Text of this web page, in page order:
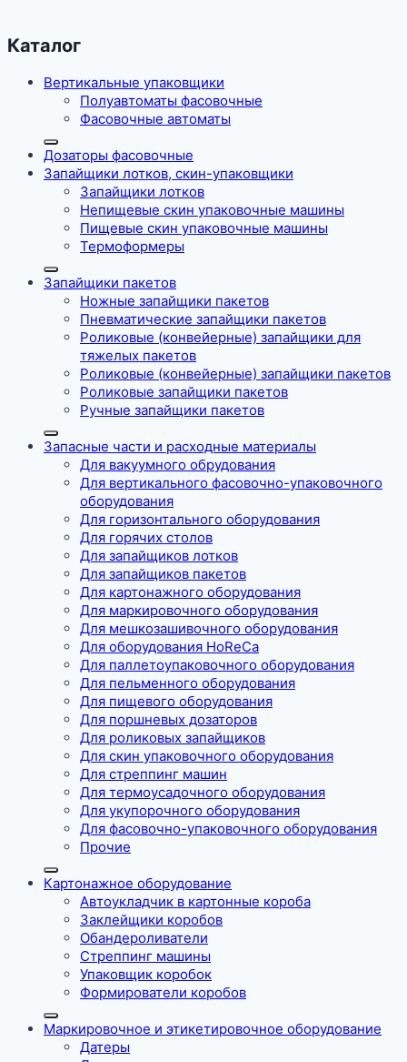
Каталог
Вертикальные упаковщики
Полуавтоматы фасовочные
Фасовочные автоматы
Дозаторы фасовочные
Запайщики лотков, скин-упаковщики
Запайщики лотков
Непищевые скин упаковочные машины
Пищевые скин упаковочные машины
Термоформеры
Запайщики пакетов
Ножные запайщики пакетов
Пневматические запайщики пакетов
Роликовые (конвейерные) запайщики для
тяжелых пакетов
Роликовые (конвейерные) запайщики пакетов
Роликовые запайщики пакетов
Ручные запайщики пакетов
Запасные части и расходные материалы
Для вакуумного обрудования
Для вертикального фасовочно-упаковочного
оборудования
Для горизонтального оборудования
Для горячих столов
Для запайщиков лотков
Для запайщиков пакетов
Для картонажного оборудования
Для маркировочного оборудования
Для мешкозашивочного оборудования
Для оборудования HoReCa
Для паллетоупаковочного оборудования
Для пельменного оборудования
Для пищевого оборудования
Для поршневых дозаторов
Для роликовых запайщиков
Для скин упаковочного оборудования
Для стреппинг машин
Для термоусадочного оборудования
Для укупорочного оборудования
Для фасовочно-упаковочного оборудования
Прочие
Картонажное оборудование
Автоукладчик в картонные короба
Заклейщики коробов
Обандероливатели
Стреппинг машины
Упаковщик коробок
Формирователи коробов
Маркировочное и этикетировочное оборудование
Датеры